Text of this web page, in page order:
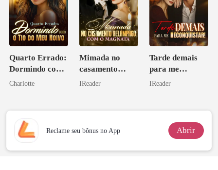
Quarto Errado:
Dormindo com
o Tio do Meu
Charlotte
Mimada no
casamento
relâmpago com
IReader
Tarde demais
para me
reconquistar!
IReader
Reclame seu bônus no App Abrir